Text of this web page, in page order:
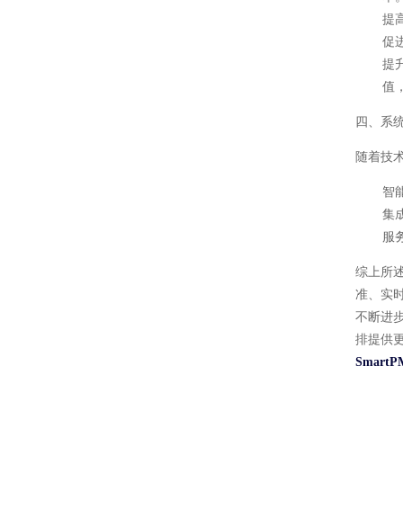
提
促
提
值
四、系
随着技
智
集
服
综上所
准、实
不断进
排提供